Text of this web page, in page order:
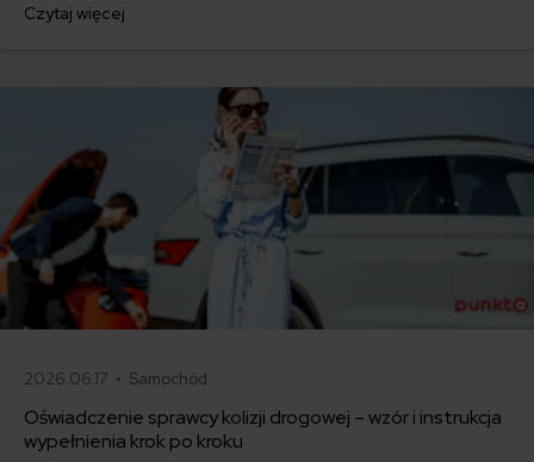
komunikacyjne dla marek takich jak MG, BYD, Omoda, Jaecoo i BAIC
Czytaj więcej
2026.06.17 • Samochód
Oświadczenie sprawcy kolizji drogowej – wzór i instrukcja
wypełnienia krok po kroku